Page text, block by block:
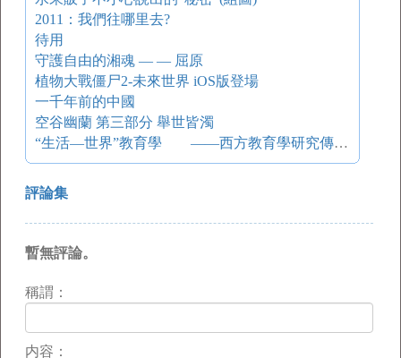
2011：我們往哪里去?
待用
守護自由的湘魂 — — 屈原
植物大戰僵尸2-未來世界 iOS版登場
一千年前的中國
空谷幽蘭 第三部分 舉世皆濁
“生活—世界”教育學 ——西方教育學研究傳統的新視角
評論集
暫無評論。
稱謂：
内容：